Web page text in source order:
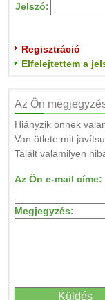
Jelszó:
Regisztráció
Elfelejtettem a
Az Ön
Hiányzik önnek
Van ötlete mit
Talált valamilyen
Az Ön e-mail címe:
Megjegyzés: